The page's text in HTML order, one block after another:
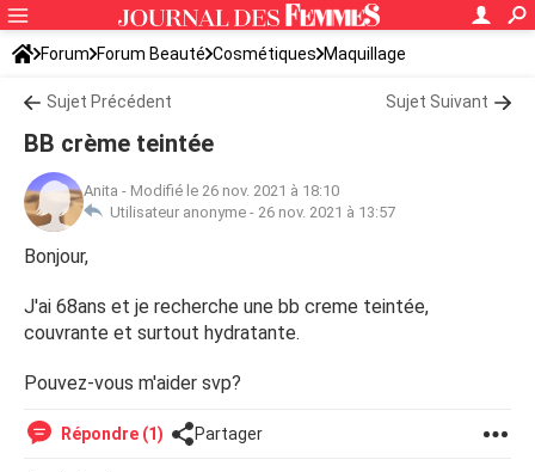
Forum Forum Beauté Cosmétiques Maquillage
Sujet Précédent Sujet Suivant
BB crème teintée
Anita - Modifié le 26 nov. 2021 à 18:10
Utilisateur anonyme - 26 nov. 2021 à 13:57
Bonjour,
J'ai 68ans et je recherche une bb creme teintée,
couvrante et surtout hydratante.
Pouvez-vous m'aider svp?
Répondre (1) Partager